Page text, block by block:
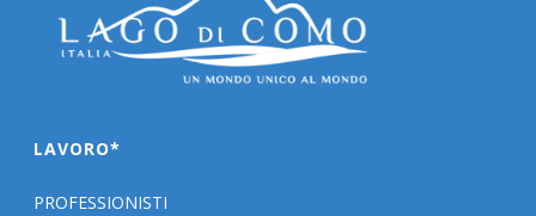
LAVORO*
PROFESSIONISTI